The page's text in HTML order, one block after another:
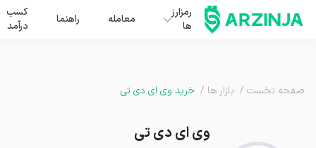
رمزارز
ها
معامله راهنما
کسب
درآمد
صفحه نخست / بازار ها / خرید وی ای دی تی
وی ای دی تی